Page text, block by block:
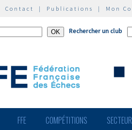
Contact | Publications | Mon
Rechercher un club
FFE COMPÉTITIONS